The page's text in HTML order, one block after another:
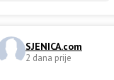
SJENICA.com
2 dana prije